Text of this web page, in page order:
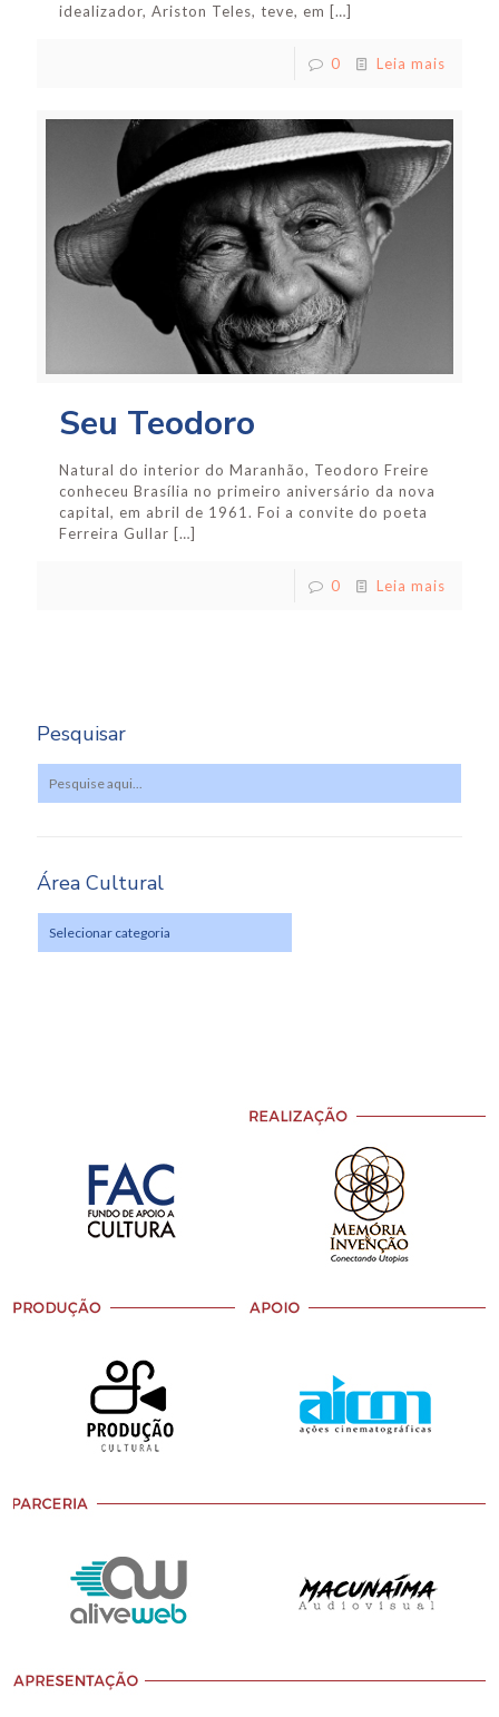
idealizador, Ariston Teles, teve, em […]
0 Leia mais
Seu Teodoro
Natural do interior do Maranhão, Teodoro Freire
conheceu Brasília no primeiro aniversário da nova
capital, em abril de 1961. Foi a convite do poeta
Ferreira Gullar […]
0 Leia mais
Pesquisar
Área Cultural